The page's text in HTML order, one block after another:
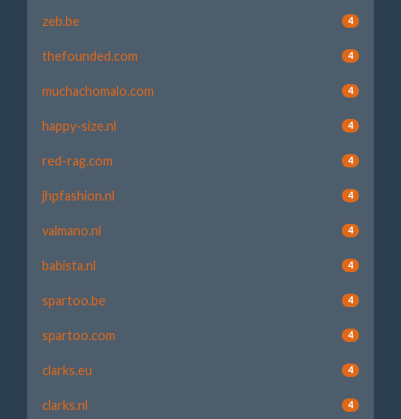
zeb.be 4
thefounded.com 4
muchachomalo.com 4
happy-size.nl 4
red-rag.com 4
jhpfashion.nl 4
valmano.nl 4
babista.nl 4
spartoo.be 4
spartoo.com 4
clarks.eu 4
clarks.nl 4